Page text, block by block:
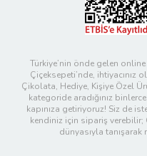
Türkiye’nin önde gelen
Çiçeksepeti’nde,
Çikolata, Hediye, Kişiye Özel
kategoride aradığınız
kapınıza getiriyoruz! Siz de
kendiniz için sipariş verebilir;
dünyasıyla